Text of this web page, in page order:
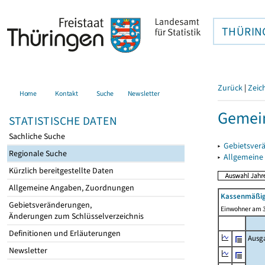
Home Kontakt Suche Newsletter
STATISTISCHE DATEN
Sachliche Suche
Regionale Suche
Kürzlich bereitgestellte Daten
Allgemeine Angaben, Zuordnungen
Gebietsveränderungen,
Änderungen zum Schlüsselverzeichnis
Definitionen und Erläuterungen
Newsletter
Zurück |
▸
▸
Einwohner am